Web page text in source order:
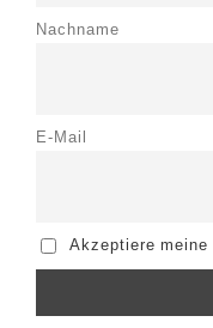
Nachname
E-Mail
Akzeptiere